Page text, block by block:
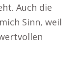
Auch die
Sinn, weil